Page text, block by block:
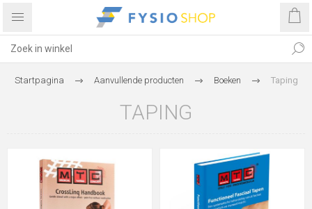
Startpagina Aanvullende producten Boeken Taping
TAPING